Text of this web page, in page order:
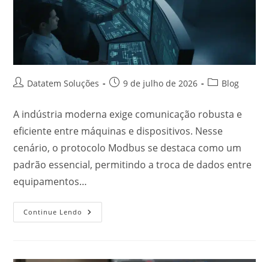
Datatem Soluções 9 de julho de 2026 Blog
A indústria moderna exige comunicação robusta e
eficiente entre máquinas e dispositivos. Nesse
cenário, o protocolo Modbus se destaca como um
padrão essencial, permitindo a troca de dados entre
equipamentos…
Continue Lendo